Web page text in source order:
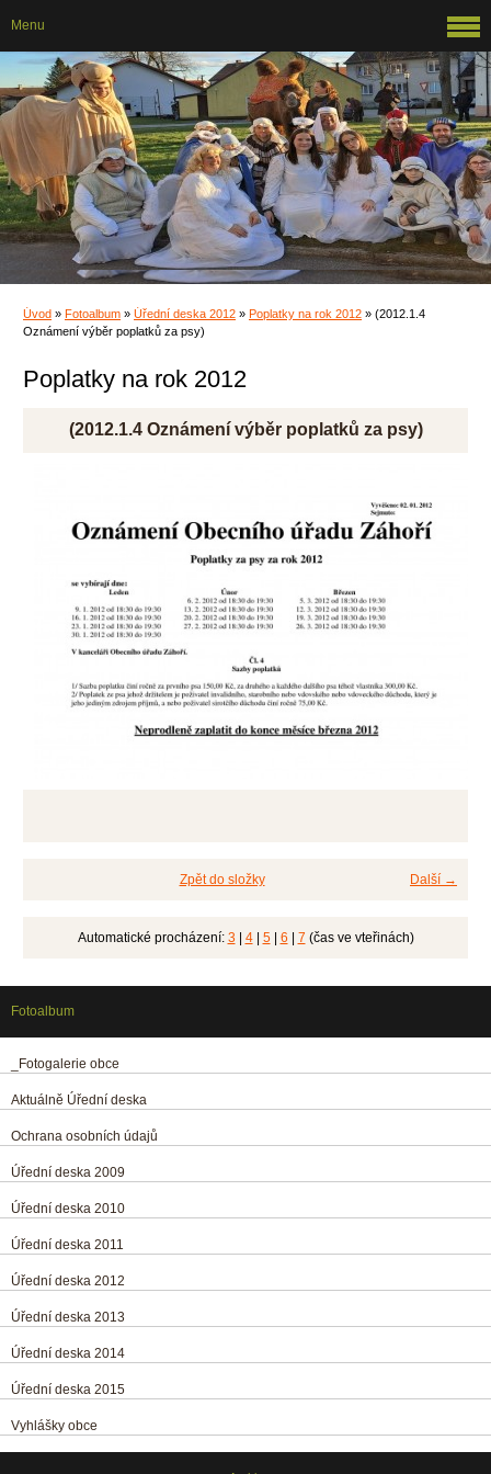
Úvod » Fotoalbum » Úřední deska 2012 » Poplatky na rok 2012 » (2012.1.4
Oznámení výběr poplatků za psy)
Poplatky na rok 2012
(2012.1.4 Oznámení výběr poplatků za psy)
Další →
Zpět do složky
Automatické procházení: 3 | 4| 5| 6 | 7 (čas ve vteřinách)
Menu
Fotoalbum
_Fotogalerie obce
Aktuálně Úřední deska
Ochrana osobních údajů
Úřední deska 2009
Úřední deska 2010
Úřední deska 2011
Úřední deska 2012
Úřední deska 2013
Úřední deska 2014
Úřední deska 2015
Vyhlášky obce